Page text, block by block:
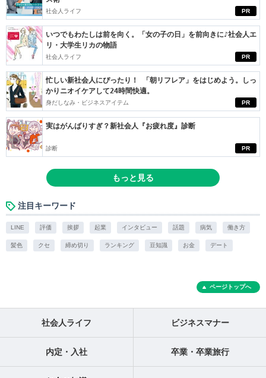
PR
社会人ライフ
PR
いつでもわたしは前を向く。「女の子の日」を前向きに♪社会人エ
リ・大学生リカの物語
社会人ライフ
PR
忙しい新社会人にぴったり！ 「朝リフレア」をはじめよう。しっ
かりニオイケアして24時間快適。
身だしなみ・ビジネスアイテム
PR
実はがんばりすぎ？新社会人『お疲れ度』診断
診断
もっと見る
注目キーワード
LINE 評価 挨拶 起業 インタビュー 話題 病気 働き方
髪色 クセ 締め切り ランキング 豆知識 お金 デート
ページトップへ
社会人ライフ ビジネスマナー
内定・入社 卒業・卒業旅行